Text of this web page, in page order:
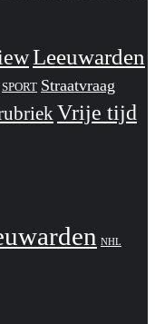
Leeuwarden
SPORT Straatvraag
Vrije tijd
NHL